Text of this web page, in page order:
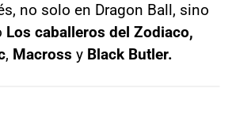
no solo en Dragon Ball, sino
Los caballeros del Zodiaco,
, Macross y Black Butler.